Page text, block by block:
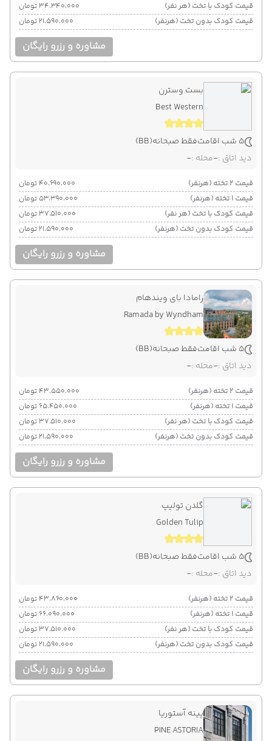
قیمت کودک با تخت (هر نفر)
۳۴٬۳۴۰٬۰۰۰ تومان
قیمت کودک بدون تخت (هرنفر)
۲۱٬۵۹۰٬۰۰۰ تومان
مشاوره و رزرو رایگان
بست وسترن
Best Western
5 شب اقامت فقط صبحانه(BB)
دید اتاق :-محله :-
قیمت 2 تخته (هرنفر)
۴۰٬۶۹۰٬۰۰۰ تومان
قیمت 1 تخته (هرنفر)
۵۳٬۳۹۰٬۰۰۰ تومان
قیمت کودک با تخت (هر نفر)
۳۷٬۵۱۰٬۰۰۰ تومان
قیمت کودک بدون تخت (هرنفر)
۲۱٬۵۹۰٬۰۰۰ تومان
مشاوره و رزرو رایگان
رامادا بای ویندهام
Ramada by Wyndham
5 شب اقامت فقط صبحانه(BB)
دید اتاق :-محله :-
قیمت 2 تخته (هرنفر)
۴۳٬۵۵۰٬۰۰۰ تومان
قیمت 1 تخته (هرنفر)
۶۵٬۴۵۰٬۰۰۰ تومان
قیمت کودک با تخت (هر نفر)
۳۷٬۵۱۰٬۰۰۰ تومان
قیمت کودک بدون تخت (هرنفر)
۲۱٬۵۹۰٬۰۰۰ تومان
مشاوره و رزرو رایگان
گلدن تولیپ
Golden Tulip
5 شب اقامت فقط صبحانه(BB)
دید اتاق :-محله :-
قیمت 2 تخته (هرنفر)
۴۳٬۸۶۰٬۰۰۰ تومان
قیمت 1 تخته (هرنفر)
۶۶٬۰۹۰٬۰۰۰ تومان
قیمت کودک با تخت (هر نفر)
۳۷٬۵۱۰٬۰۰۰ تومان
قیمت کودک بدون تخت (هرنفر)
۲۱٬۵۹۰٬۰۰۰ تومان
مشاوره و رزرو رایگان
پینه آستوریا
PINE ASTORIA